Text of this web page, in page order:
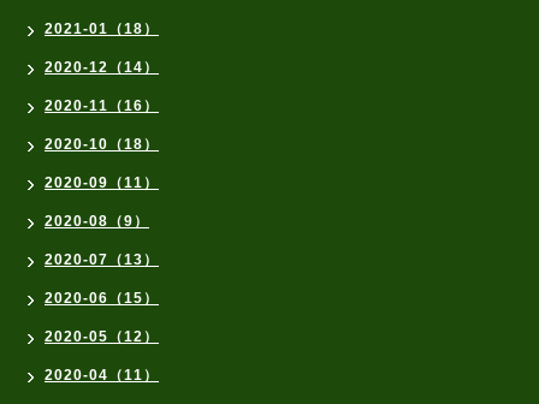
2021-01（18）
2020-12（14）
2020-11（16）
2020-10（18）
2020-09（11）
2020-08（9）
2020-07（13）
2020-06（15）
2020-05（12）
2020-04（11）